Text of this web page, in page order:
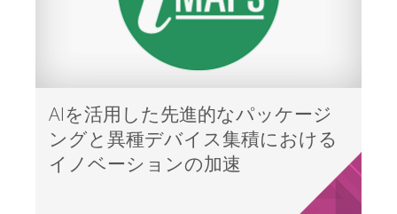
AIを活用した先進的なパッケージ
ングと異種デバイス集積における
イノベーションの加速